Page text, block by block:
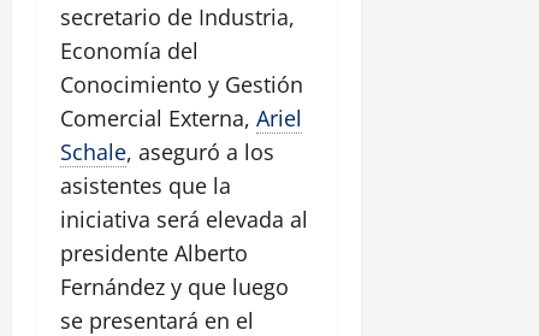
secretario de Industria,
Economía del
Conocimiento y Gestión
Comercial Externa, Ariel
Schale, aseguró a los
asistentes que la
iniciativa será elevada al
presidente Alberto
Fernández y que luego
se presentará en el